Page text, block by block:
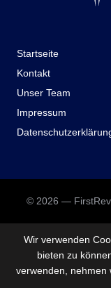
Startseite
Kontakt
Unser Team
Impressum
© 2026 —
Wir verwenden
bieten zu
verwenden, nehmen